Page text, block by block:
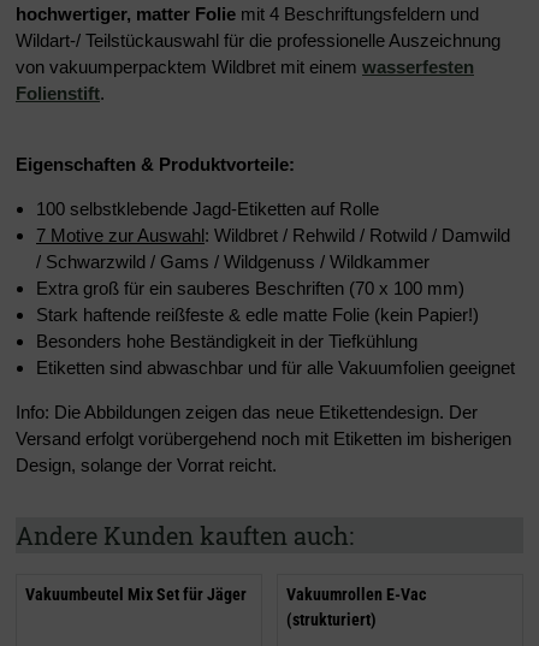
hochwertiger, matter Folie mit 4 Beschriftungsfeldern und
Wildart-/ Teilstückauswahl für die professionelle Auszeichnung
von vakuumperpacktem Wildbret mit einem wasserfesten
Folienstift.
Eigenschaften & Produktvorteile:
100 selbstklebende Jagd-Etiketten auf Rolle
7 Motive zur Auswahl: Wildbret / Rehwild / Rotwild / Damwild
/ Schwarzwild / Gams / Wildgenuss / Wildkammer
Extra groß für ein sauberes Beschriften (70 x 100 mm)
Stark haftende reißfeste & edle matte Folie (kein Papier!)
Besonders hohe Beständigkeit in der Tiefkühlung
Etiketten sind abwaschbar und für alle Vakuumfolien geeignet
Info: Die Abbildungen zeigen das neue Etikettendesign. Der
Versand erfolgt vorübergehend noch mit Etiketten im bisherigen
Design, solange der Vorrat reicht.
Andere Kunden kauften auch:
Vakuumbeutel Mix Set für Jäger
Vakuumrollen E-Vac
(strukturiert)